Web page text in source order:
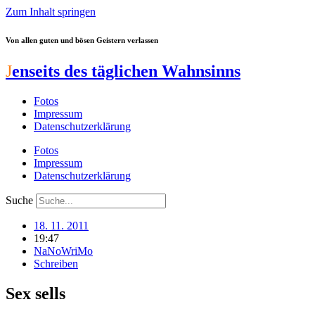
Zum Inhalt springen
Von allen guten und bösen Geistern verlassen
Jenseits des täglichen Wahnsinns
Fotos
Impressum
Datenschutzerklärung
Fotos
Impressum
Datenschutzerklärung
Suche
18. 11. 2011
19:47
NaNoWriMo
Schreiben
Sex sells